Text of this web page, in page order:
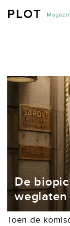
PLOT
De
weglaten
Toen de